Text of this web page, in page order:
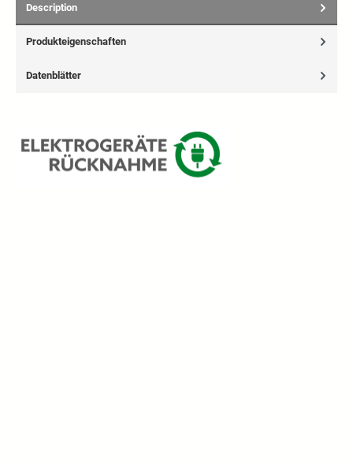
Description
Produkteigenschaften
Datenblätter